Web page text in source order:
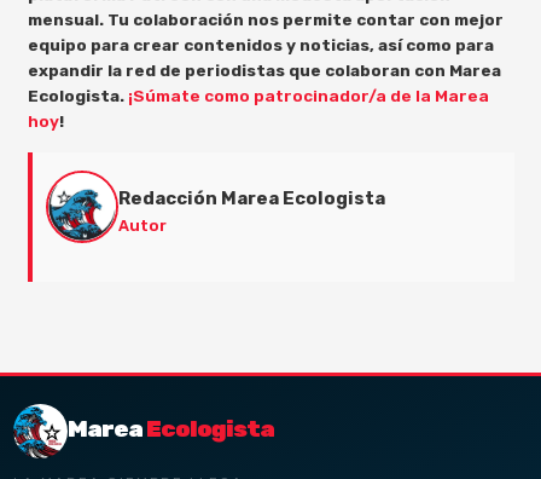
mensual. Tu colaboración nos permite contar con mejor
equipo para crear contenidos y noticias, así como para
expandir la red de periodistas que colaboran con Marea
Ecologista. ¡Súmate como patrocinador/a de la Marea
hoy!
Redacción Marea Ecologista
Autor
MareaEcologista